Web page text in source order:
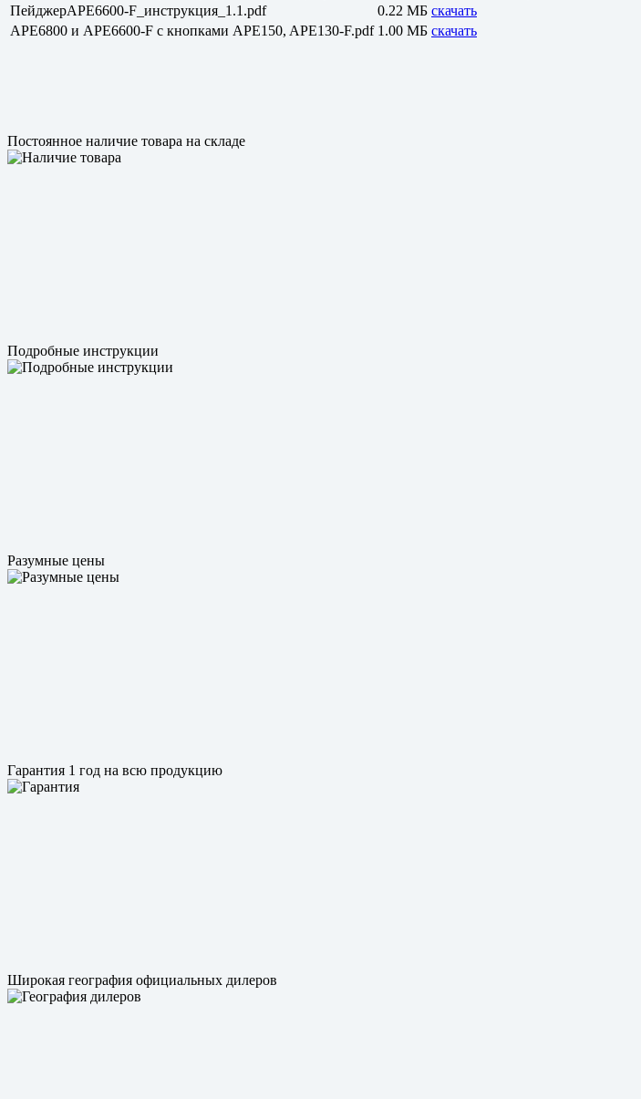
ПейджерAPE6600-F_инструкция_1.1.pdf
0.22 МБ скачать
APE6800 и APE6600-F с кнопками APE150, APE130-F.pdf 1.00 МБ скачать
Постоянное наличие товара на складе
Подробные инструкции
Разумные цены
Гарантия 1 год на всю продукцию
Широкая география официальных дилеров